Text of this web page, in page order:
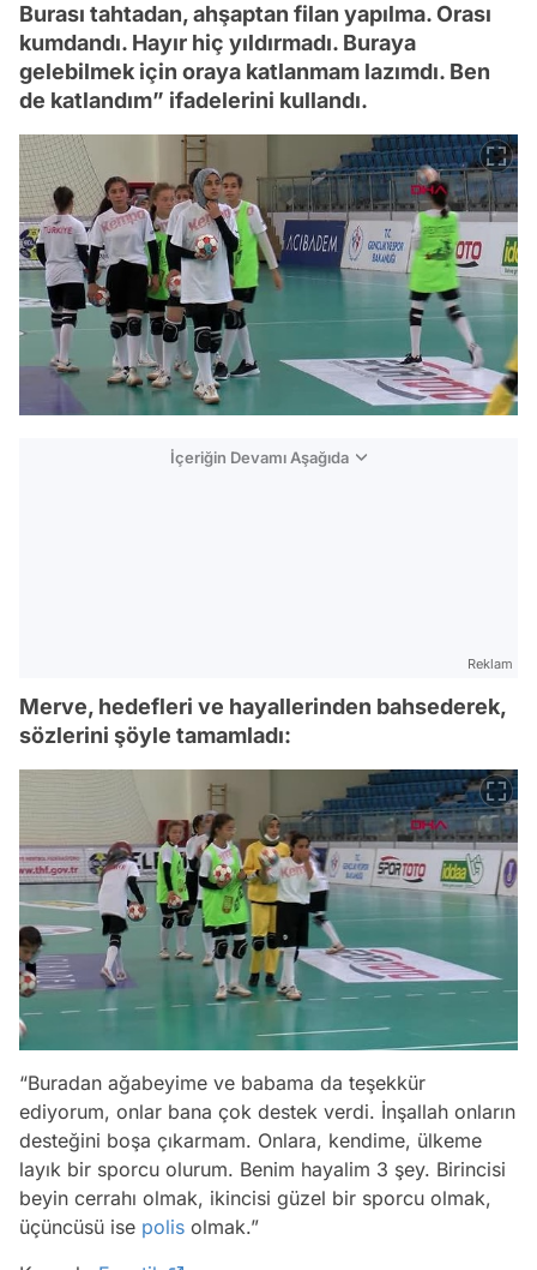
Burası tahtadan, ahşaptan filan yapılma. Orası
kumdandı. Hayır hiç yıldırmadı. Buraya
gelebilmek için oraya katlanmam lazımdı. Ben
de katlandım” ifadelerini kullandı.
İçeriğin Devamı Aşağıda
Reklam
Merve, hedefleri ve hayallerinden bahsederek,
sözlerini şöyle tamamladı:
“Buradan ağabeyime ve babama da teşekkür
ediyorum, onlar bana çok destek verdi. İnşallah onların
desteğini boşa çıkarmam. Onlara, kendime, ülkeme
layık bir sporcu olurum. Benim hayalim 3 şey. Birincisi
beyin cerrahı olmak, ikincisi güzel bir sporcu olmak,
üçüncüsü ise polis olmak.”